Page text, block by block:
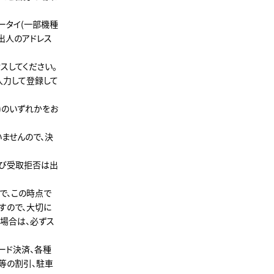
タイ(一部機種
人のアドレス
てください。
して登録して
いずれかをお
せんので、決
受取拒否は出
、この時点で
ので、大切に
合は、必ずス
ド決済、各種
の割引、駐車